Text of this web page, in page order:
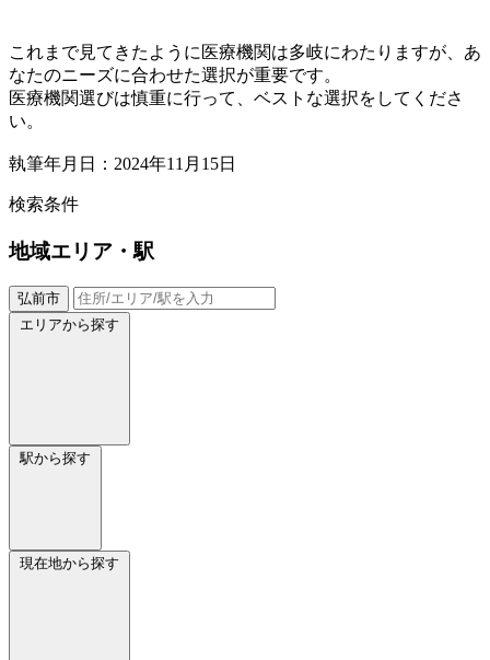
これまで見てきたように医療機関は多岐にわたりますが、あ
なたのニーズに合わせた選択が重要です。
医療機関選びは慎重に行って、ベストな選択をしてくださ
い。
執筆年月日：2024年11月15日
検索条件
地域エリア・駅
弘前市
エリアから探す
駅から探す
現在地から探す